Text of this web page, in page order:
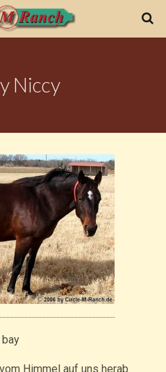
Niccy
bay
Himmel auf uns herab